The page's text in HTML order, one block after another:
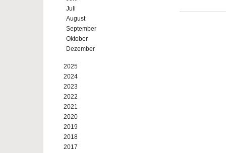
Juli
August
September
Oktober
Dezember
2025
2024
2023
2022
2021
2020
2019
2018
2017